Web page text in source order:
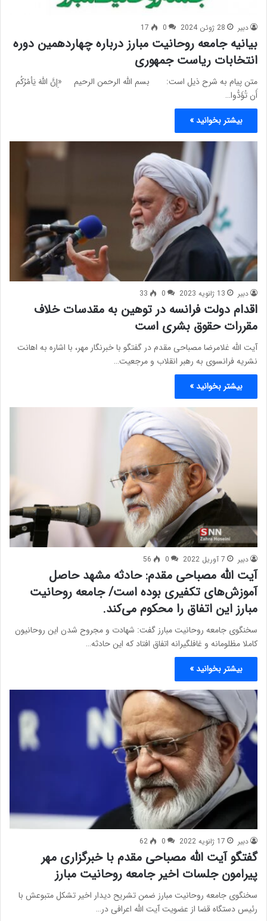
دبیر 28 ژوئن 2024 0
17
بیانیه جامعه روحانیت مبارز درباره چهاردهمین دوره
انتخابات ریاست جمهوری
متن پیام به شرح ذیل است: بسم الله الرحمن الرحیم «إِنَّ اللَّهَ يَأمُرُكُم
أَن تُؤَدُّوا…
بیشتر بخوانید »
دبیر 13 ژانویه 2023 0
33
اقدام دولت فرانسه در توهین به مقدسات خلاف
مقررات حقوق بشری است
آیت الله غلامرضا مصباحی مقدم در گفتگو با خبرنگار مهر، با اشاره به اهانت
نشریه فرانسوی به رهبر انقلاب و مرجعیت…
بیشتر بخوانید »
دبیر 7 آوریل 2022 0
56
آیت الله مصباحی مقدم: حادثه مشهد حاصل
آموزش‌های تکفیری بوده است/ جامعه روحانیت
مبارز این اتفاق را محکوم می‌کند.
سخنگوی جامعه روحانیت مبارز گفت: شهادت و مجروح شدن این روحانیون
کاملا مظلومانه و غافلگیرانه اتفاق افتاد که این حادثه…
بیشتر بخوانید »
دبیر 17 ژانویه 2022 0
62
گفتگو آیت الله مصباحی مقدم با خبرگزاری مهر
پیرامون جلسات اخیر جامعه روحانیت مبارز
سخنگوی جامعه روحانیت مبارز ضمن تشریح دیدار اخیر تشکل متبوعش با
رئیس دستگاه قضا از عضویت آیت الله اعرافی در…